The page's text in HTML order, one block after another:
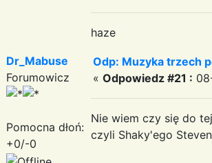
haze
Dr_Mabuse
Forumowicz
Pomocna dłoń:
+0/-0
Odp: Muzyka trzech
« Odpowiedz #21 :
Nie wiem czy się do
czyli Shaky'ego